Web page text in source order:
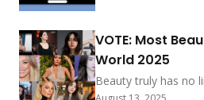
VOTE: Most
World 2025
Beauty truly has no
buzzing with